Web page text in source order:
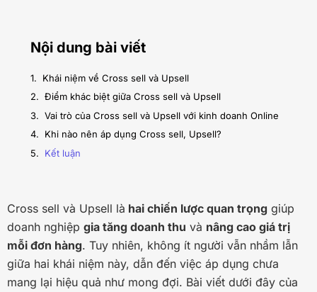
Nội dung bài viết
Khái niệm về Cross sell và Upsell
Điểm khác biệt giữa Cross sell và Upsell
Vai trò của Cross sell và Upsell với kinh doanh Online
Khi nào nên áp dụng Cross sell, Upsell?
Kết luận
Cross sell và Upsell là hai chiến lược quan trọng giúp
doanh nghiệp gia tăng doanh thu và nâng cao giá trị
mỗi đơn hàng. Tuy nhiên, không ít người vẫn nhầm lẫn
giữa hai khái niệm này, dẫn đến việc áp dụng chưa
mang lại hiệu quả như mong đợi. Bài viết dưới đây của